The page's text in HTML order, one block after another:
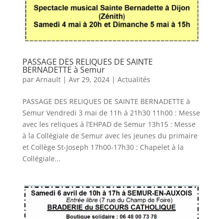
PASSAGE DES RELIQUES DE SAINTE
BERNADETTE à Semur
par Arnault| Avr 29, 2024| Actualités
PASSAGE DES RELIQUES DE SAINTE BERNADETTE à
Semur Vendredi 3 mai de 11h à 21h30 11h00 : Messe
avec les reliques à l’EHPAD de Semur 13h15 : Messe
à la Collégiale de Semur avec les jeunes du primaire
et Collège St-Joseph 17h00-17h30 : Chapelet à la
Collégiale...